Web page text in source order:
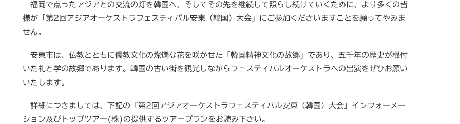
福岡で点ったアジアとの交流の灯を韓国へ、そしてその先を継続して照らし続けていくために、より多くの皆
様が「第2回アジアオーケストラフェスティバル安東（韓国）大会」にご参加くださいますことを願ってやみま
せん。
安東市は、仏教とともに儒教文化の燦爛な花を咲かせた「韓国精神文化の故郷」であり、五千年の歴史が根付
いた礼と学の故郷であります。韓国の古い街を観光しながらフェスティバルオーケストラへの出演をぜひお願い
いたします。
詳細につきましては、下記の「第2回アジアオーケストラフェスティバル安東（韓国）大会」インフォーメー
ション及びトップツアー(株)の提供するツアープランをお読み下さい。